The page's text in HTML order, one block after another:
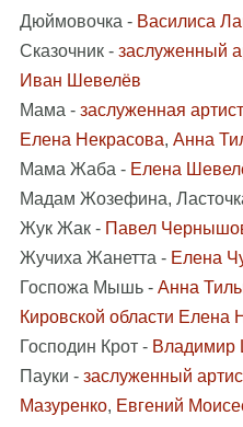
Дюймовочка - Василиса
Сказочник - заслуженный
Иван Шевелёв
Мама - заслуженная
Елена Некрасова, Анна
Мама Жаба - Елена
Мадам Жозефина,
Жук Жак - Павел
Жучиха Жанетта - Елена
Госпожа Мышь - Анна
Кировской области Елена
Господин Крот - Владимир
Пауки - заслуженный
Мазуренко, Евгений